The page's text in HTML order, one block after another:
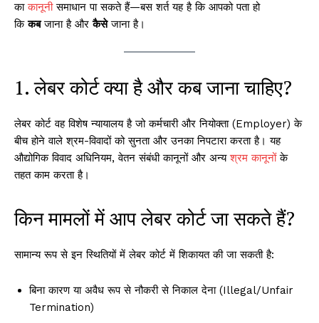
काकानूनी समाधान पा सकते हैं—बस शर्त यह है कि आपको पता हो
किकबजाना है औरकैसेजाना है।
1. लेबर कोर्ट क्या है और कब जाना चाहिए?
लेबर कोर्ट वह विशेष न्यायालय है जो कर्मचारी और नियोक्ता (Employer) के
बीच होने वाले श्रम-विवादों को सुनता और उनका निपटारा करता है। यह
औद्योगिक विवाद अधिनियम, वेतन संबंधी कानूनों और अन्यश्रम कानूनों के
तहत काम करता है।
किन मामलों में आप लेबर कोर्ट जा सकते हैं?
सामान्य रूप से इन स्थितियों में लेबर कोर्ट में शिकायत की जा सकती है:
बिना कारण या अवैध रूप से नौकरी से निकाल देना (Illegal/Unfair
Termination)